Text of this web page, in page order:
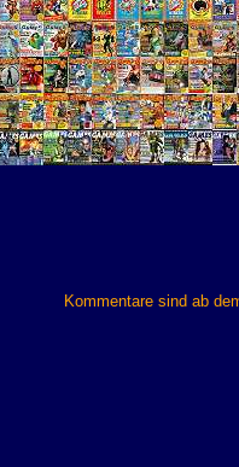
Kommentare sind ab